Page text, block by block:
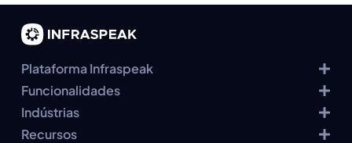
Plataforma Infraspeak
Funcionalidades
Indústrias
Recursos